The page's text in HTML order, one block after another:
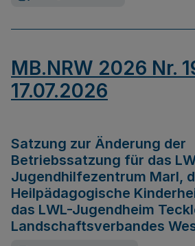
MB.NRW 2026 Nr.
17.07.2026
Satzung zur Änderung der
Betriebssatzung für das
Jugendhilfezentrum Marl,
Heilpädagogische
das LWL-Jugendheim
Landschaftsverbandes